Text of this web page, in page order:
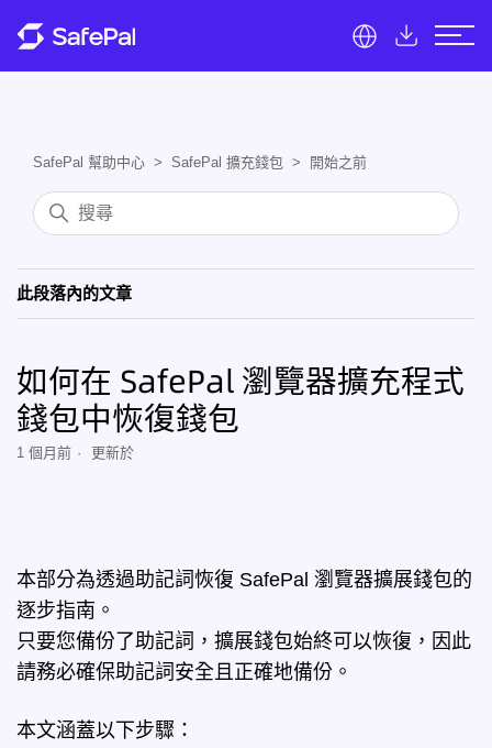
SafePal 幫助中心 SafePal 擴充錢包 開始之前
此段落內的文章
如何在 SafePal 瀏覽器擴充程式
錢包中恢復錢包
1 個月前 更新於
本部分為透過助記詞恢復 SafePal 瀏覽器擴展錢包的
逐步指南。
只要您備份了助記詞，擴展錢包始終可以恢復，因此
請務必確保助記詞安全且正確地備份。
本文涵蓋以下步驟：